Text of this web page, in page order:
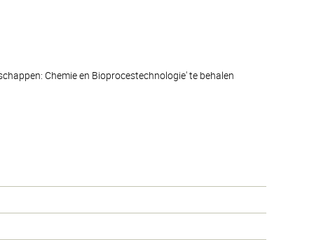
Chemie en Bioprocestechnologie' te behalen